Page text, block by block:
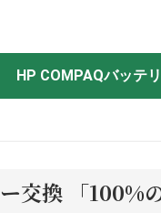
HP COMPAQバッテ
換 「100%の